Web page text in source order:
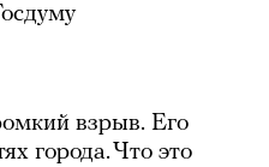
взрыв. Его
города. Что это